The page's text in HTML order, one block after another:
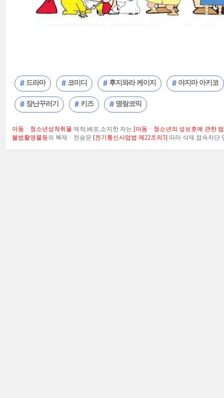
드라마 코미디 후지와라 케이지 야지마 아키코
장난꾸러기 키즈 명랑코믹
아동ㆍ청소년성착취물 제작,배포,소지한 자는 [아동ㆍ청소년의 성보호에 관한
불법촬영물등의 복제ㆍ전송은 [전기통신사업법 제22조의5] 따라 삭제.접속차단